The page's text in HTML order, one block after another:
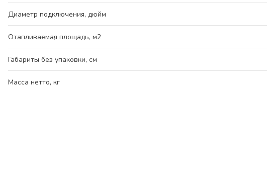
Диаметр подключения, дюйм
Отапливаемая площадь, м2
Габариты без упаковки, см
Масса нетто, кг